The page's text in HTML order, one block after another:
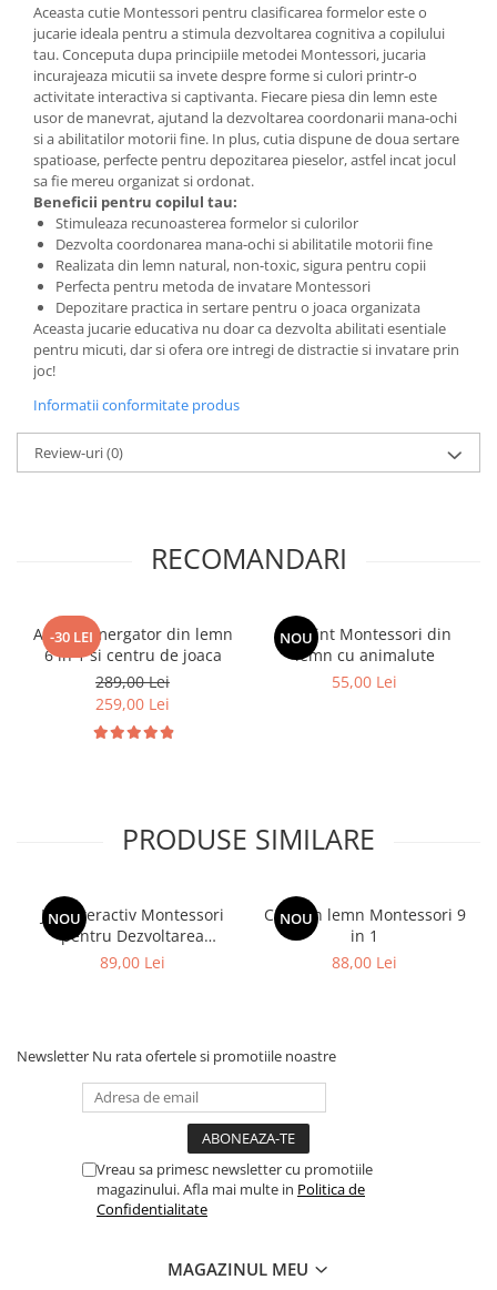
Aceasta cutie Montessori pentru clasificarea formelor este o
jucarie ideala pentru a stimula dezvoltarea cognitiva a copilului
tau. Conceputa dupa principiile metodei Montessori, jucaria
incurajeaza micutii sa invete despre forme si culori printr-o
activitate interactiva si captivanta. Fiecare piesa din lemn este
usor de manevrat, ajutand la dezvoltarea coordonarii mana-ochi
si a abilitatilor motorii fine. In plus, cutia dispune de doua sertare
spatioase, perfecte pentru depozitarea pieselor, astfel incat jocul
sa fie mereu organizat si ordonat.
Beneficii pentru copilul tau:
Stimuleaza recunoasterea formelor si culorilor
Dezvolta coordonarea mana-ochi si abilitatile motorii fine
Realizata din lemn natural, non-toxic, sigura pentru copii
Perfecta pentru metoda de invatare Montessori
Depozitare practica in sertare pentru o joaca organizata
Aceasta jucarie educativa nu doar ca dezvolta abilitati esentiale
pentru micuti, dar si ofera ore intregi de distractie si invatare prin
joc!
Informatii conformitate produs
Review-uri(0)
RECOMANDARI
-30 LEI
Antepremergator din lemn
6 in 1 si centru de joaca
289,00 Lei
259,00 Lei
NOU
Labirint Montessori din
lemn cu animalute
55,00 Lei
PRODUSE SIMILARE
NOU
Joc Interactiv Montessori
pentru Dezvoltarea
Abilitaților cognitive si de
89,00 Lei
NOU
Cub din lemn Montessori 9
in 1
88,00 Lei
Newsletter Nu rata ofertele si promotiile noastre
Vreau sa primesc newsletter cu promotiile
magazinului. Afla mai multe in Politica de
Confidentialitate
MAGAZINUL MEU